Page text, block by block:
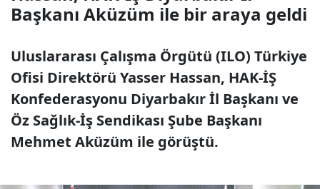
Başkanı Aküzüm ile bir araya geldi
Uluslararası Çalışma Örgütü (ILO) Türkiye
Ofisi Direktörü Yasser Hassan, HAK-İŞ
Konfederasyonu Diyarbakır İl Başkanı ve
Öz Sağlık-İş Sendikası Şube Başkanı
Mehmet Aküzüm ile görüştü.